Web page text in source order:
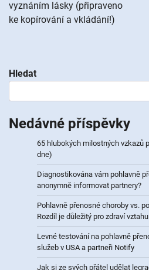
příspěvek
vyznáním lásky (připraveno
ke kopírování a vkládání!)
Hledat
Nedávné příspěvky
65 hlubokých milostných vzkazů
dne)
Diagnostikována vám pohlavně
anonymně informovat partnery?
Pohlavně přenosné choroby vs.
Rozdíl je důležitý pro zdraví vztahu
Levné testování na pohlavně
služeb v USA a partneři Notify
Jak si ze svých přátel udělat